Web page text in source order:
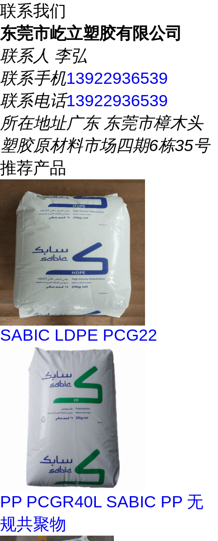
联系我们
东莞市屹立塑胶有限公司
联系人 李弘
联系手机13922936539
联系电话13922936539
所在地址广东 东莞市樟木头
塑胶原材料市场四期6栋35号
推荐产品
SABIC LDPE PCG22
PP PCGR40L SABIC PP 无
规共聚物